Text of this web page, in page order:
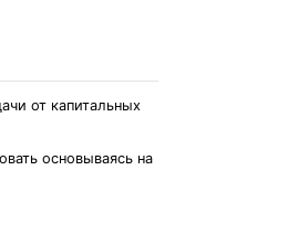
от капитальных
основываясь на